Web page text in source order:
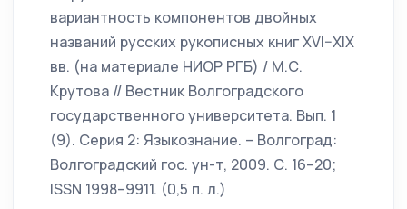
вариантность компонентов двойных
названий русских рукописных книг XVI–XIX
вв. (на материале НИОР РГБ) / М.С.
Крутова // Вестник Волгоградского
государственного университета. Вып. 1
(9). Серия 2: Языкознание. – Волгоград:
Волгоградский гос. ун-т, 2009. С. 16–20;
ISSN 1998–9911. (0,5 п. л.)